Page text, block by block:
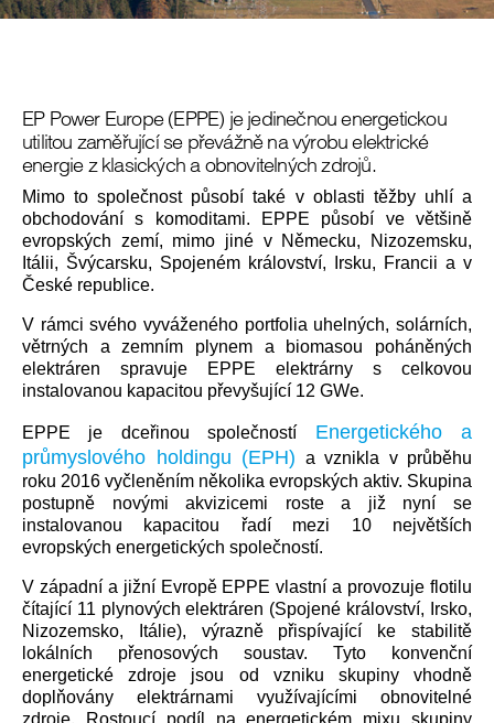
EP Power Europe (EPPE) je jedinečnou energetickou
utilitou zaměřující se převážně na výrobu elektrické
energie z klasických a obnovitelných zdrojů.
Mimo to společnost působí také v oblasti těžby uhlí a
obchodování s komoditami. EPPE působí ve většině
evropských zemí, mimo jiné v Německu, Nizozemsku,
Itálii, Švýcarsku, Spojeném království, Irsku, Francii a v
České republice.
V rámci svého vyváženého portfolia uhelných, solárních,
větrných a zemním plynem a biomasou poháněných
elektráren spravuje EPPE elektrárny s celkovou
instalovanou kapacitou převyšující 12 GWe.
EPPE je dceřinou společností Energetického a
průmyslového holdingu (EPH) a vznikla v průběhu
roku 2016 vyčleněním několika evropských aktiv. Skupina
postupně novými akvizicemi roste a již nyní se
instalovanou kapacitou řadí mezi 10 největších
evropských energetických společností.
V západní a jižní Evropě EPPE vlastní a provozuje flotilu
čítající 11 plynových elektráren (Spojené království, Irsko,
Nizozemsko, Itálie), výrazně přispívající ke stabilitě
lokálních přenosových soustav. Tyto konvenční
energetické zdroje jsou od vzniku skupiny vhodně
doplňovány elektrárnami využívajícími obnovitelné
zdroje. Rostoucí podíl na energetickém mixu skupiny